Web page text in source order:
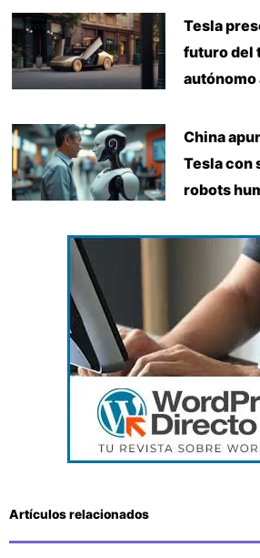
Tesla
futuro del
China
Tesla con
robots
Artículos relacionados